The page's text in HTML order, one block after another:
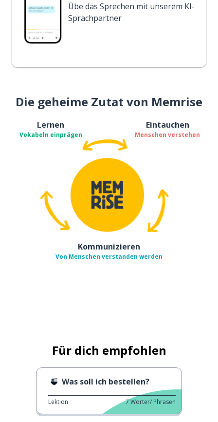
Übe das Sprechen mit unserem KI-
Sprachpartner
Die geheime Zutat von Memrise
Lernen
Vokabeln einprägen
Eintauchen
Menschen verstehen
Kommunizieren
Von Menschen verstanden werden
Für dich empfohlen
Was soll ich bestellen?
Lektion 7Wörter/ Phrasen